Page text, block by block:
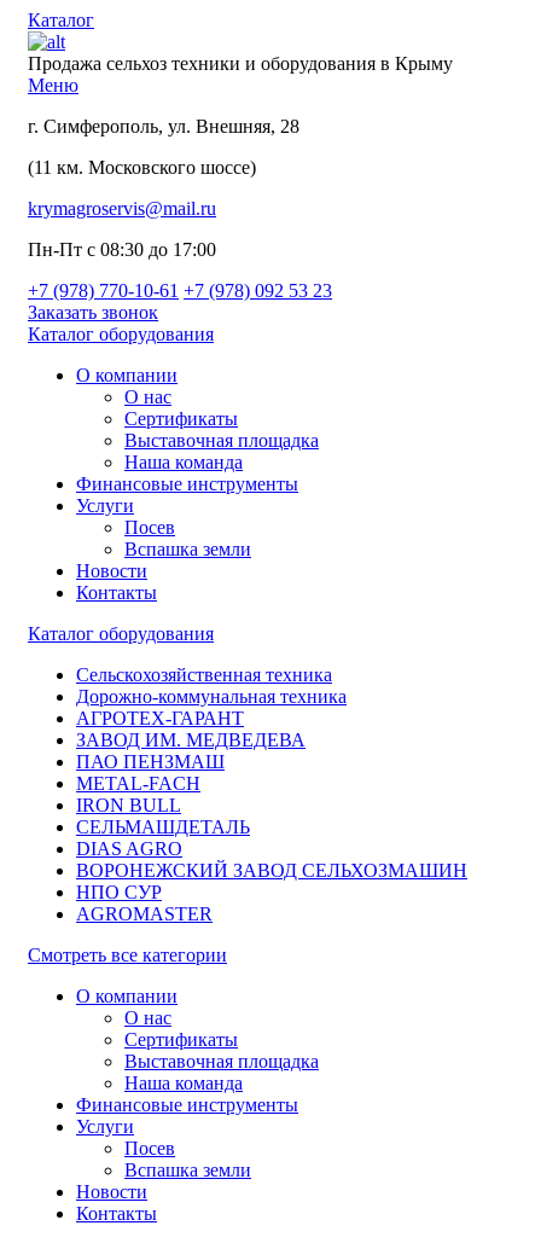
Каталог
Продажа сельхоз техники и оборудования в Крыму
Меню
г. Симферополь, ул. Внешняя, 28
(11 км. Московского шоссе)
krymagroservis@mail.ru
Пн-Пт с 08:30 до 17:00
+7 (978) 770-10-61 +7 (978) 092 53 23
Заказать звонок
Каталог оборудования
О компании
О нас
Сертификаты
Выставочная площадка
Наша команда
Финансовые инструменты
Услуги
Посев
Вспашка земли
Новости
Контакты
Каталог оборудования
Сельскохозяйственная техника
Дорожно-коммунальная техника
АГРОТЕХ-ГАРАНТ
ЗАВОД ИМ. МЕДВЕДЕВА
ПАО ПЕНЗМАШ
METAL-FACH
IRON BULL
СЕЛЬМАШДЕТАЛЬ
DIAS AGRO
ВОРОНЕЖСКИЙ ЗАВОД СЕЛЬХОЗМАШИН
НПО СУР
AGROMASTER
Смотреть все категории
О компании
О нас
Сертификаты
Выставочная площадка
Наша команда
Финансовые инструменты
Услуги
Посев
Вспашка земли
Новости
Контакты